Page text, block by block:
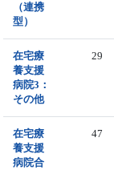
（連携
型）
在宅療
養支援
病院3：
その他
29
在宅療
養支援
病院合
47